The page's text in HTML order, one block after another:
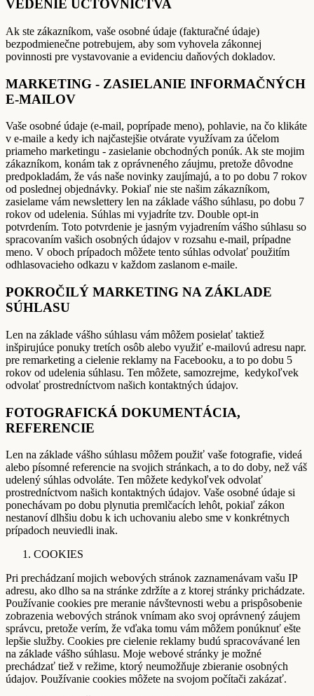
VEDENIE ÚČTOVNÍCTVA
Ak ste zákazníkom, vaše osobné údaje (fakturačné údaje)
bezpodmienečne potrebujem, aby som vyhovela zákonnej
povinnosti pre vystavovanie a evidenciu daňových dokladov.
MARKETING - ZASIELANIE INFORMAČNÝCH
E-MAILOV
Vaše osobné údaje (e-mail, poprípade meno), pohlavie, na čo klikáte
v e-maile a kedy ich najčastejšie otvárate využívam za účelom
priameho marketingu - zasielanie obchodných ponúk. Ak ste mojim
zákazníkom, konám tak z oprávneného záujmu, pretože dôvodne
predpokladám, že vás naše novinky zaujímajú, a to po dobu 7 rokov
od poslednej objednávky. Pokiaľ nie ste našim zákazníkom,
zasielame vám newslettery len na základe vášho súhlasu, po dobu 7
rokov od udelenia. Súhlas mi vyjadríte tzv. Double opt-in
potvrdením. Toto potvrdenie je jasným vyjadrením vášho súhlasu so
spracovaním vašich osobných údajov v rozsahu e-mail, prípadne
meno. V oboch prípadoch môžete tento súhlas odvolať použitím
odhlasovacieho odkazu v každom zaslanom e-maile.
POKROČILÝ MARKETING NA ZÁKLADE
SÚHLASU
Len na základe vášho súhlasu vám môžem posielať taktiež
inšpirujúce ponuky tretích osôb alebo využiť e-mailovú adresu napr.
pre remarketing a cielenie reklamy na Facebooku, a to po dobu 5
rokov od udelenia súhlasu. Ten môžete, samozrejme, kedykoľvek
odvolať prostredníctvom našich kontaktných údajov.
FOTOGRAFICKÁ DOKUMENTÁCIA,
REFERENCIE
Len na základe vášho súhlasu môžem použiť vaše fotografie, videá
alebo písomné referencie na svojich stránkach, a to do doby, než váš
udelený súhlas odvoláte. Ten môžete kedykoľvek odvolať
prostredníctvom našich kontaktných údajov. Vaše osobné údaje si
ponechávam po dobu plynutia premlčacích lehôt, pokiaľ zákon
nestanoví dlhšiu dobu k ich uchovaniu alebo sme v konkrétnych
prípadoch neuviedli inak.
COOKIES
Pri prechádzaní mojich webových stránok zaznamenávam vašu IP
adresu, ako dlho sa na stránke zdržíte a z ktorej stránky prichádzate.
Používanie cookies pre meranie návštevnosti webu a prispôsobenie
zobrazenia webových stránok vnímam ako svoj oprávnený záujem
správcu, pretože verím, že vďaka tomu vám môžem ponúknuť ešte
lepšie služby. Cookies pre cielenie reklamy budú spracovávané len
na základe vášho súhlasu. Moje webové stránky je možné
prechádzať tiež v režime, ktorý neumožňuje zbieranie osobných
údajov. Používanie cookies môžete na svojom počítači zakázať.